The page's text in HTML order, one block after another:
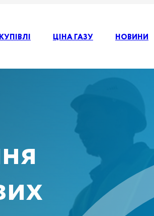
ЦІНА ГАЗУ НОВИНИ